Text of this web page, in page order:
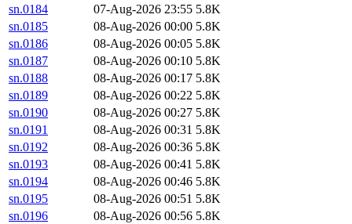
sn.0184
07-Aug-2026 23:55 5.8K
sn.0185
08-Aug-2026 00:00 5.8K
sn.0186
08-Aug-2026 00:05 5.8K
sn.0187
08-Aug-2026 00:10 5.8K
sn.0188
08-Aug-2026 00:17 5.8K
sn.0189
08-Aug-2026 00:22 5.8K
sn.0190
08-Aug-2026 00:27 5.8K
sn.0191
08-Aug-2026 00:31 5.8K
sn.0192
08-Aug-2026 00:36 5.8K
sn.0193
08-Aug-2026 00:41 5.8K
sn.0194
08-Aug-2026 00:46 5.8K
sn.0195
08-Aug-2026 00:51 5.8K
sn.0196
08-Aug-2026 00:56 5.8K